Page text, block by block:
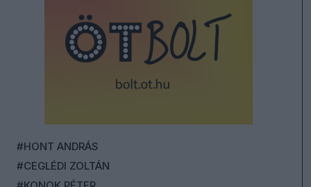
#HONT ANDRÁS
#CEGLÉDI ZOLTÁN